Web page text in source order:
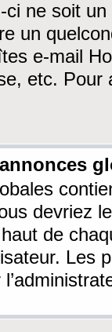
ci ne soit
un
e-mail
etc. Pour
devriez
de
Les